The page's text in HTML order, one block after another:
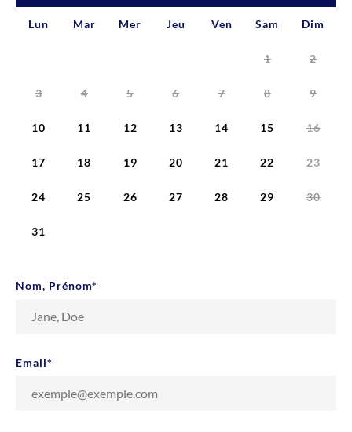
Lun Mar Mer Jeu Ven Sam Dim
1 2
3 4 5 6 7 8 9
10 11 12 13 14 15 16
17 18 19 20 21 22 23
24 25 26 27 28 29 30
31
Nom, Prénom*
Email*